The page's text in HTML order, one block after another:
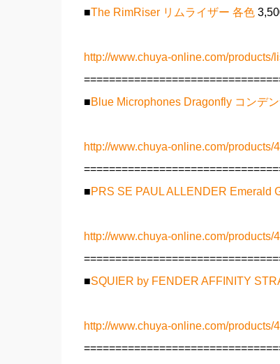
■The RimRiser リムライザー 各色
http://www.chuya-online.com/
■Blue Microphones Dragonfly コンデ
http://www.chuya-online.com/products/
■PRS SE PAUL ALLENDER Emerald
http://www.chuya-online.com/products/
■SQUIER by FENDER AFFINITY
http://www.chuya-online.com/products/